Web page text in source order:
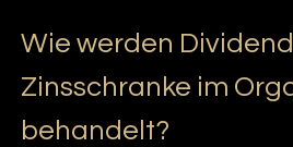
Wie werden
Zinsschranke im
behandelt?